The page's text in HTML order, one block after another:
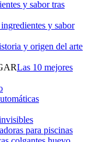
y sabor
y origen del arte
Las 10 mejores
para piscinas